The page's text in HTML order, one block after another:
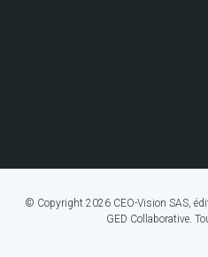
© Copyright 2026 CEO-Vision SAS,
GED Collaborative.